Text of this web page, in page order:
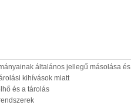
általános jellegű másolása
kihívások miatt
és a tárolás